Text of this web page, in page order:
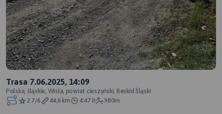
Trasa 7.06.2025, 14:09
Polska, śląskie, Wisła, powiat cieszyński, Beskid Śląski
2.7/6
44,6 km 4:47 h 980m